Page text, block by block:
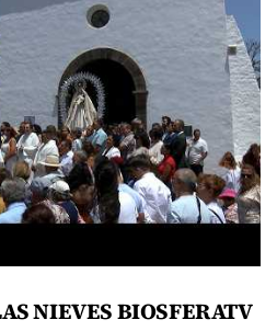
NIEVES BIOSFERATV